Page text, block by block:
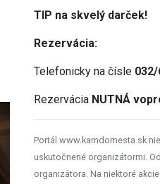
TIP na skvelý darček!
Rezervácia:
Telefonicky na čísle
Rezervácia NUTNÁ
Portál www.kamdomesta.sk
uskutočnené organizátormi.
organizátora. Na niektoré